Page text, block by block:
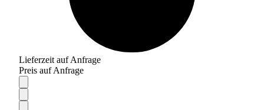
Lieferzeit auf Anfrage
Preis auf Anfrage